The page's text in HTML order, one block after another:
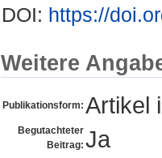
DOI: https://
Weitere
Publikationsform: Artikel
Begutachteter
Beitrag: Ja